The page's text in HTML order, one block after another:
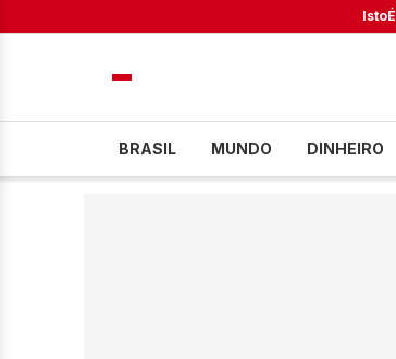
IstoÉ
BRASIL MUNDO DINHEIRO